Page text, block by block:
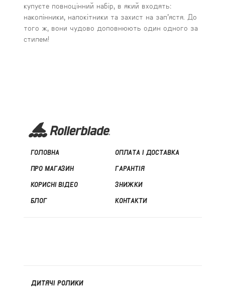
купуєте повноцінний набір, в який входять:
наколінники, налокітники та захист на зап’ястя. До
того ж, вони чудово доповнюють один одного за
стилем!
ГОЛОВНА
ПРО МАГАЗИН
КОРИСНІ ВІДЕО
БЛОГ
ОПЛАТА І ДОСТАВКА
ГАРАНТІЯ
ЗНИЖКИ
КОНТАКТИ
ДИТЯЧІ РОЛИКИ